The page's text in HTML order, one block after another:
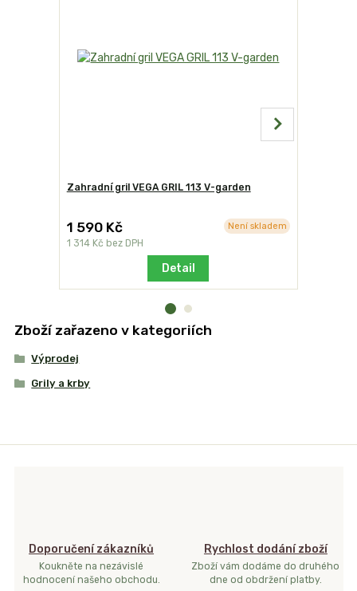
Zahradní gril VEGA GRIL 113 V-garden
1 590 Kč
1 314 Kč bez DPH
Není skladem
Detail
Zboží zařazeno v kategoriích
Výprodej
Grily a krby
Doporučení zákazníků
Koukněte na nezávislé
hodnocení našeho obchodu.
Rychlost dodání zboží
Zboží vám dodáme do druhého
dne od obdržení platby.